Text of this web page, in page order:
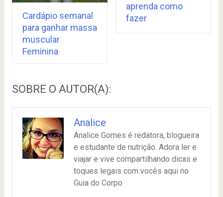
Cardápio semanal
para ganhar massa
muscular
Feminina
aprenda como
fazer
SOBRE O AUTOR(A):
Analice
Analice Gomes é redatora, blogueira
e estudante de nutrição. Adora ler e
viajar e vive compartilhando dicas e
toques legais com vocês aqui no
Guia do Corpo